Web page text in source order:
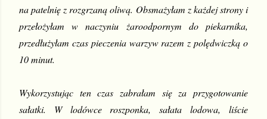
na patelnię z rozgrzaną oliwą. Obsmażyłam z każdej strony i
przełożyłam w naczyniu żaroodpornym do piekarnika,
przedłużyłam czas pieczenia warzyw razem z polędwiczką o
10 minut.
Wykorzystując ten czas zabrałam się za przygotowanie
sałatki. W lodówce roszponka, sałata lodowa, liście